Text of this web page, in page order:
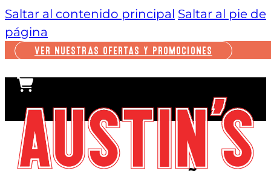
Saltar al contenido principal Saltar al pie de
página
VER NUESTRAS OFERTAS Y PROMOCIONES